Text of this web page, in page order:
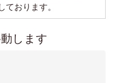
ております。
します